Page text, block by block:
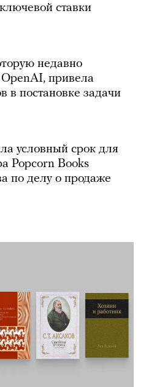
ставки
недавно
привела
в постановке задачи
условный срок для
Popcorn Books
по делу о продаже